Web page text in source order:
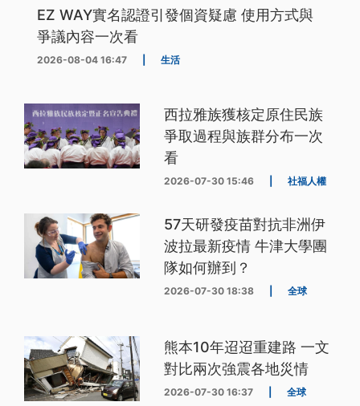
EZ WAY實名認證引發個資疑慮 使用方式與
爭議內容一次看
2026-08-04 16:47 生活
西拉雅族獲核定原住民族
爭取過程與族群分布一次
看
2026-07-30 15:46 社福人權
57天研發疫苗對抗非洲伊
波拉最新疫情 牛津大學團
隊如何辦到？
2026-07-30 18:38 全球
熊本10年迢迢重建路 一文
對比兩次強震各地災情
2026-07-30 16:37 全球